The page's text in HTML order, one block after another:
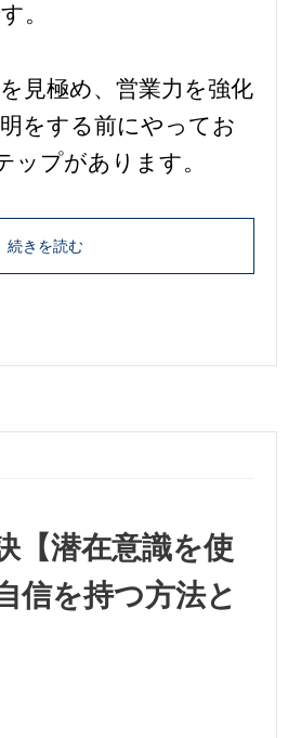
。
見極め、営業力を強化
をする前にやってお
ップがあります。
続きを読む
【潜在意識を使
信を持つ方法と